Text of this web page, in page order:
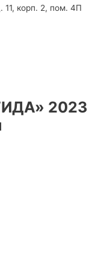
11, корп. 2, пом. 4П
2023